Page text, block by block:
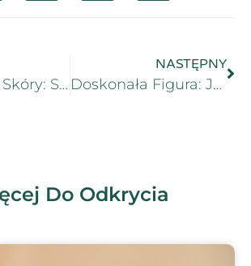
Rozkosz dla Skóry: Sekrety Zabiegów IMAGE Skincare
NASTĘPNY
Doskonała Figura: Jak Kosmetolog Może Pomóc w Modelowaniu Sylwetki?
Do Odkrycia